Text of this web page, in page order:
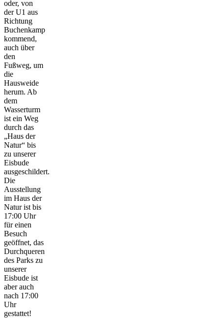
oder, von
der U1 aus
Richtung
Buchenkamp
kommend,
auch über
den
Fußweg, um
die
Hausweide
herum. Ab
dem
Wasserturm
ist ein Weg
durch das
„Haus der
Natur“ bis
zu unserer
Eisbude
ausgeschildert.
Die
Ausstellung
im Haus der
Natur ist bis
17:00 Uhr
für einen
Besuch
geöffnet, das
Durchqueren
des Parks zu
unserer
Eisbude ist
aber auch
nach 17:00
Uhr
gestattet!